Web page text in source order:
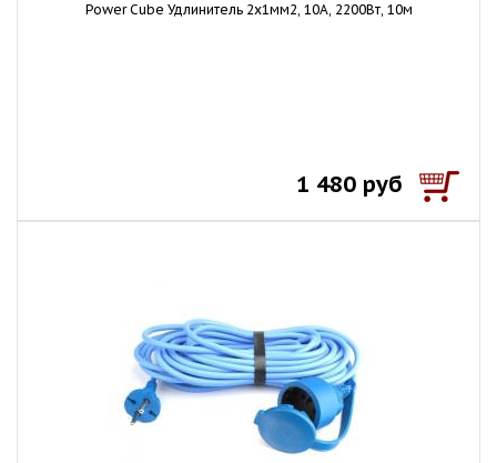
Power Cube Удлинитель 2х1мм2, 10А, 2200Вт, 10м
1 480 руб